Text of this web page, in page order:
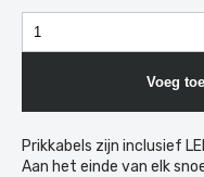
Voeg
Prikkabels zijn inclusief
Aan het einde van elk